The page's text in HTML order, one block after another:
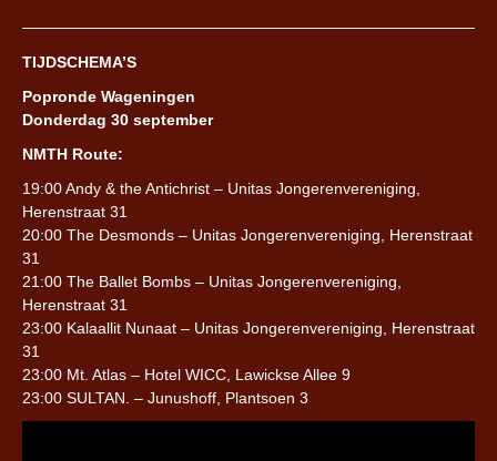
TIJDSCHEMA’S
Popronde Wageningen
Donderdag 30 september
NMTH Route:
19:00 Andy & the Antichrist – Unitas Jongerenvereniging,
Herenstraat 31
20:00 The Desmonds – Unitas Jongerenvereniging, Herenstraat
31
21:00 The Ballet Bombs – Unitas Jongerenvereniging,
Herenstraat 31
23:00 Kalaallit Nunaat – Unitas Jongerenvereniging, Herenstraat
31
23:00 Mt. Atlas – Hotel WICC, Lawickse Allee 9
23:00 SULTAN. – Junushoff, Plantsoen 3